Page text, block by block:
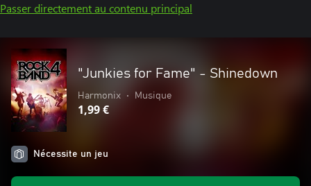
Passer directement au contenu principal
"Junkies for Fame" - Shinedown
Harmonix • Musique
1,99 €
Nécessite un jeu